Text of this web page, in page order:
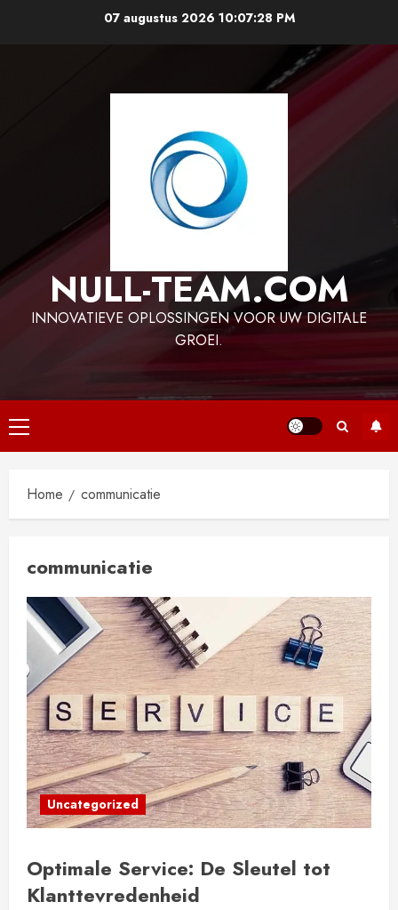
07 augustus 2026 10:07:29 PM
NULL-TEAM.COM
INNOVATIEVE OPLOSSINGEN VOOR UW DIGITALE
GROEI.
Primair
menu
Home communicatie
communicatie
Uncategorized
Optimale Service: De Sleutel tot
Klanttevredenheid